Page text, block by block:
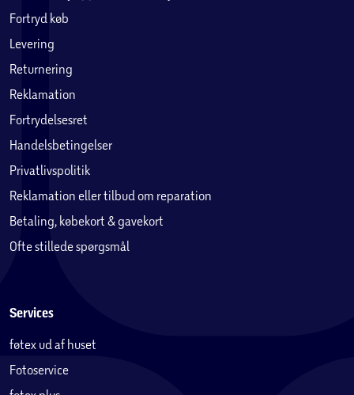
Fortryd køb
Levering
Returnering
Reklamation
Fortrydelsesret
Handelsbetingelser
Privatlivspolitik
Reklamation eller tilbud om reparation
Betaling, købekort & gavekort
Ofte stillede spørgsmål
Services
føtex ud af huset
Fotoservice